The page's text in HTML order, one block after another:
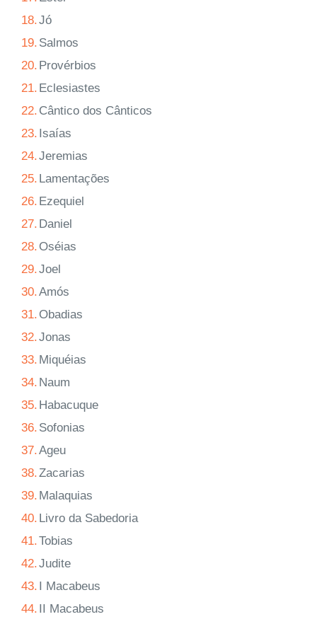
18.Jó
19. Salmos
20. Provérbios
21. Eclesiastes
22. Cântico dos Cânticos
23. Isaías
24.Jeremias
25. Lamentações
26. Ezequiel
27. Daniel
28. Oséias
29.Joel
30.Amós
31. Obadias
32.Jonas
33. Miquéias
34. Naum
35. Habacuque
36. Sofonias
37.Ageu
38.Zacarias
39. Malaquias
40. Livro da Sabedoria
41.Tobias
42.Judite
43. I Macabeus
44. II Macabeus